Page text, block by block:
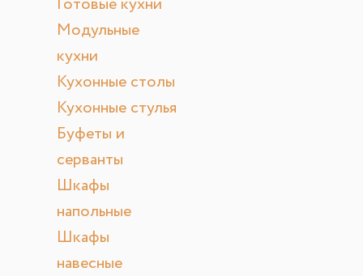
Модульные
кухни
Кухонные столы
Кухонные стулья
Буфеты и
серванты
Шкафы
напольные
Шкафы
навесные